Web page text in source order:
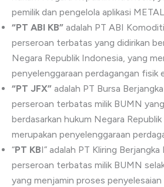
pemilik dan pengelola aplikasi
“PT ABI KB” adalah PT ABI
perseroan terbatas yang didirikan
Negara Republik Indonesia, yang
penyelenggaraan perdagangan fisik
“PT JFX” adalah PT Bursa
perseroan terbatas milik BUMN
berdasarkan hukum Negara
merupakan penyelenggaraan
“PT KBI” adalah PT Kliring
perseroan terbatas milik BUMN
yang menjamin proses